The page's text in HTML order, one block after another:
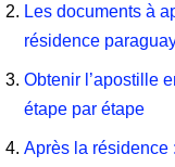
Les documents à
résidence
Obtenir l’apostille
étape par étape
Après la résidence